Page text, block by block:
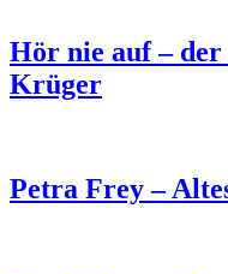
Hör nie auf – der
Krüger
Petra Frey –